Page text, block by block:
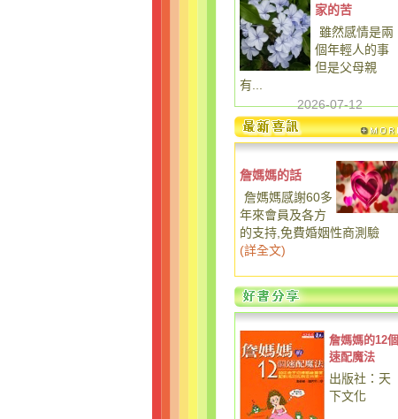
家的苦
雖然感情是兩
個年輕人的事
但是父母親
有...
2026-07-12
詹媽媽的話
詹媽媽感謝60多
年來會員及各方
的支持,免費婚姻性商測驗
(詳全文)
詹媽媽的12個
速配魔法
出版社：天
下文化